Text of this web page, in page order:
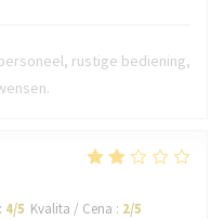
rustige bediening,
: 4/5 Kvalita / Cena : 2/5